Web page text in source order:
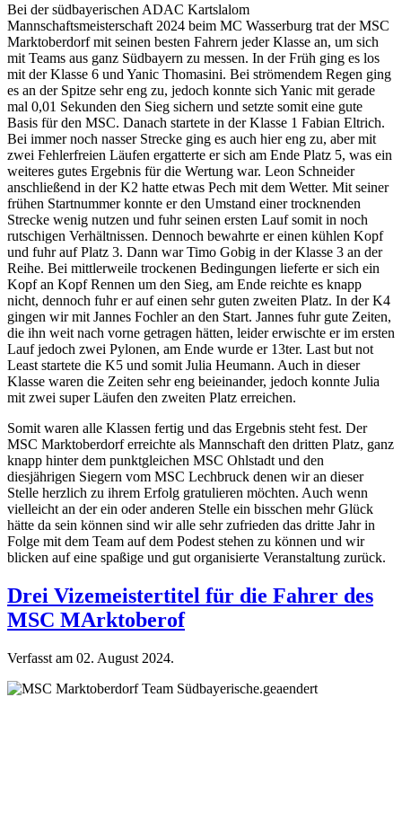
Bei der südbayerischen ADAC Kartslalom
Mannschaftsmeisterschaft 2024 beim MC Wasserburg trat der MSC
Marktoberdorf mit seinen besten Fahrern jeder Klasse an, um sich
mit Teams aus ganz Südbayern zu messen. In der Früh ging es los
mit der Klasse 6 und Yanic Thomasini. Bei strömendem Regen ging
es an der Spitze sehr eng zu, jedoch konnte sich Yanic mit gerade
mal 0,01 Sekunden den Sieg sichern und setzte somit eine gute
Basis für den MSC. Danach startete in der Klasse 1 Fabian Eltrich.
Bei immer noch nasser Strecke ging es auch hier eng zu, aber mit
zwei Fehlerfreien Läufen ergatterte er sich am Ende Platz 5, was ein
weiteres gutes Ergebnis für die Wertung war. Leon Schneider
anschließend in der K2 hatte etwas Pech mit dem Wetter. Mit seiner
frühen Startnummer konnte er den Umstand einer trocknenden
Strecke wenig nutzen und fuhr seinen ersten Lauf somit in noch
rutschigen Verhältnissen. Dennoch bewahrte er einen kühlen Kopf
und fuhr auf Platz 3. Dann war Timo Gobig in der Klasse 3 an der
Reihe. Bei mittlerweile trockenen Bedingungen lieferte er sich ein
Kopf an Kopf Rennen um den Sieg, am Ende reichte es knapp
nicht, dennoch fuhr er auf einen sehr guten zweiten Platz. In der K4
gingen wir mit Jannes Fochler an den Start. Jannes fuhr gute Zeiten,
die ihn weit nach vorne getragen hätten, leider erwischte er im ersten
Lauf jedoch zwei Pylonen, am Ende wurde er 13ter. Last but not
Least startete die K5 und somit Julia Heumann. Auch in dieser
Klasse waren die Zeiten sehr eng beieinander, jedoch konnte Julia
mit zwei super Läufen den zweiten Platz erreichen.
Somit waren alle Klassen fertig und das Ergebnis steht fest. Der
MSC Marktoberdorf erreichte als Mannschaft den dritten Platz, ganz
knapp hinter dem punktgleichen MSC Ohlstadt und den
diesjährigen Siegern vom MSC Lechbruck denen wir an dieser
Stelle herzlich zu ihrem Erfolg gratulieren möchten. Auch wenn
vielleicht an der ein oder anderen Stelle ein bisschen mehr Glück
hätte da sein können sind wir alle sehr zufrieden das dritte Jahr in
Folge mit dem Team auf dem Podest stehen zu können und wir
blicken auf eine spaßige und gut organisierte Veranstaltung zurück.
Drei Vizemeistertitel für die Fahrer des
MSC MArktoberof
Verfasst am 02. August 2024.